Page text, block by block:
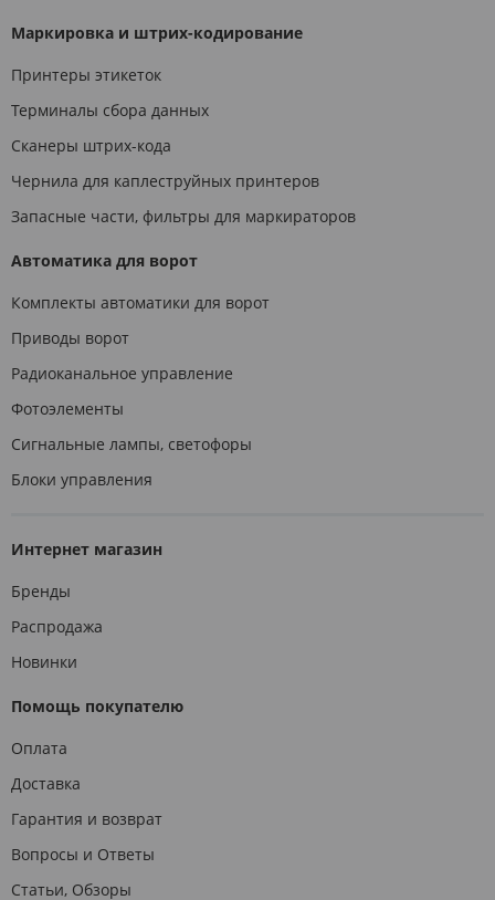
Маркировка и штрих-кодирование
Принтеры этикеток
Терминалы сбора данных
Сканеры штрих-кода
Чернила для каплеструйных принтеров
Запасные части, фильтры для маркираторов
Автоматика для ворот
Комплекты автоматики для ворот
Приводы ворот
Радиоканальное управление
Фотоэлементы
Сигнальные лампы, светофоры
Блоки управления
Интернет магазин
Бренды
Распродажа
Новинки
Помощь покупателю
Оплата
Доставка
Гарантия и возврат
Вопросы и Ответы
Статьи, Обзоры